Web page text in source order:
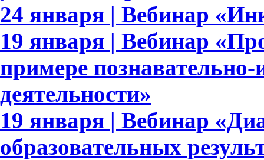
24 января | Вебинар
19 января | Вебинар
примере познавательно-
деятельности»
19 января | Вебинар
образовательных